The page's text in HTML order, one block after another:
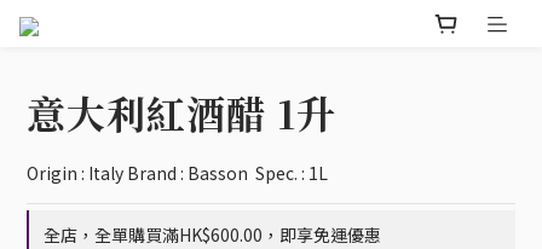
意大利紅酒醋 1升
Origin : Italy Brand : Basson  Spec. : 1L
全店，全單購買滿HK$600.00，即享免運優惠